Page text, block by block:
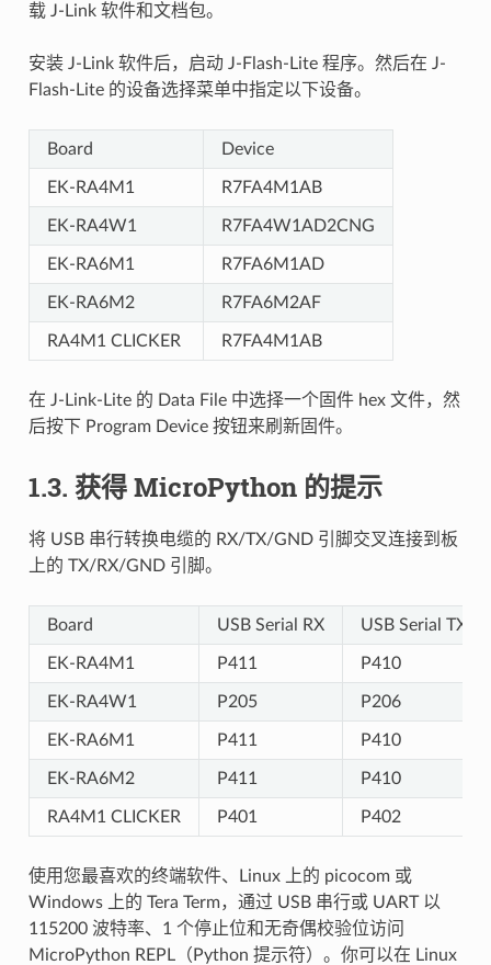
载 J-Link 软件和文档包。
安装 J-Link 软件后，启动 J-Flash-Lite 程序。然后在 J-
Flash-Lite 的设备选择菜单中指定以下设备。
Board Device
EK-RA4M1 R7FA4M1AB
EK-RA4W1 R7FA4W1AD2CNG
EK-RA6M1 R7FA6M1AD
EK-RA6M2 R7FA6M2AF
RA4M1 CLICKER R7FA4M1AB
在 J-Link-Lite 的 Data File 中选择一个固件 hex 文件，然
后按下 Program Device 按钮来刷新固件。
1.3. 获得 MicroPython 的提示
将 USB 串行转换电缆的 RX/TX/GND 引脚交叉连接到板
上的 TX/RX/GND 引脚。
Board USB Serial RX USB Serial TX
EK-RA4M1 P411 P410
EK-RA4W1 P205 P206
EK-RA6M1 P411 P410
EK-RA6M2 P411 P410
RA4M1 CLICKER P401 P402
使用您最喜欢的终端软件、Linux 上的 picocom 或
Windows 上的 Tera Term，通过 USB 串行或 UART 以
115200 波特率、1 个停止位和无奇偶校验位访问
MicroPython REPL（Python 提示符）。你可以在 Linux